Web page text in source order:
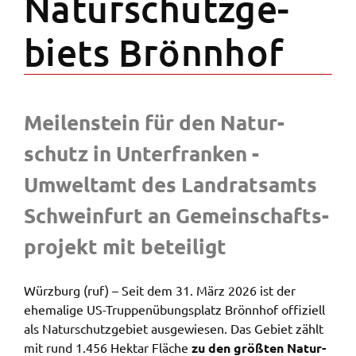
biets Brönn­hof
Meilen­stein für den Natur­
schutz in Unter­fran­ken -
Umwelt­amt des Land­rats­amts
Schwein­furt an Gemein­schafts­
pro­jekt mit betei­ligt
Würz­burg (ruf) – Seit dem 31. März 2026 ist der
ehema­li­ge US-Trup­pen­übungs­platz Brönn­hof offi­zi­ell
als Natur­schutz­ge­biet ausge­wie­sen. Das Gebiet zählt
mit rund 1.456 Hekt­ar Fläche zu den größ­ten Natur­
Zweck:
Speicherung Einwilligung Datenschutzhinweise
Cookie Laufzeit:
1 Jahr
Frontend Benutzer
Name:
Anbieter:
Landratsamt Schweinfurt
Zweck:
Anonyme Klickzählung
Cookie Laufzeit:
Session